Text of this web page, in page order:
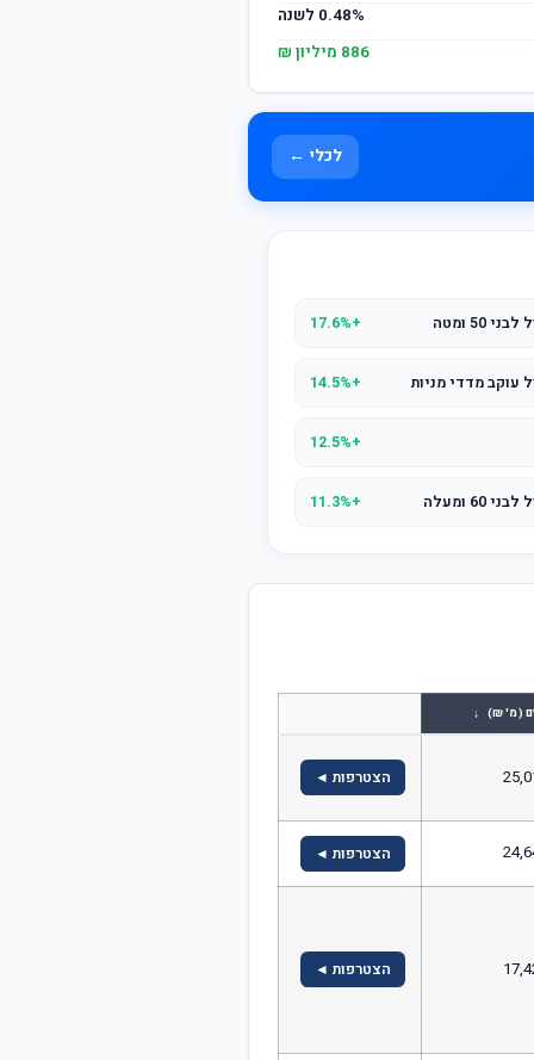
0.48% לשנה
886 מיליון ₪
לכלי ←
ומטה +17.6%
עוקב מדדי מניות +14.5%
+12.5%
ומעלה +11.3%
(מ' ₪) ↓
הצטרפות ◄
הצטרפות ◄
הצטרפות ◄